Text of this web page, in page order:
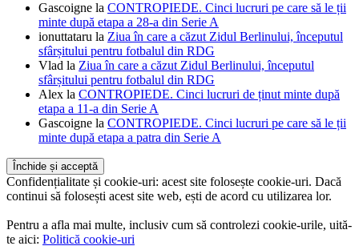
Gascoigne la CONTROPIEDE. Cinci lucruri pe care să le ții
minte după etapa a 28-a din Serie A
ionuttataru la Ziua în care a căzut Zidul Berlinului, începutul
sfârșitului pentru fotbalul din RDG
Vlad la Ziua în care a căzut Zidul Berlinului, începutul
sfârșitului pentru fotbalul din RDG
Alex la CONTROPIEDE. Cinci lucruri de ținut minte după
etapa a 11-a din Serie A
Gascoigne la CONTROPIEDE. Cinci lucruri pe care să le ții
minte după etapa a patra din Serie A
Confidențialitate și cookie-uri: acest site folosește cookie-uri. Dacă
continui să folosești acest site web, ești de acord cu utilizarea lor.
Pentru a afla mai multe, inclusiv cum să controlezi cookie-urile, uită-
te aici: Politică cookie-uri